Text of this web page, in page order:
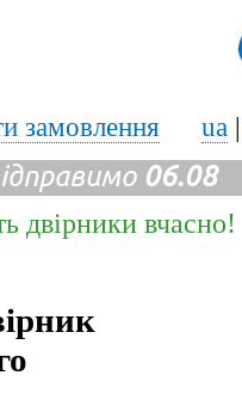
замовлення ua |
06.08
двірники вчасно!